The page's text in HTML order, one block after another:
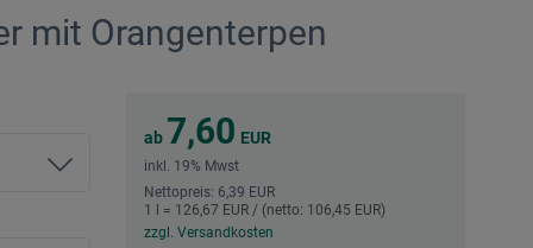
mit Orangenterpen
ab 7,60 EUR
inkl. 19% Mwst
Nettopreis: 6,39 EUR
1 l = 126,67 EUR / (netto: 106,45 EUR)
zzgl. Versandkosten